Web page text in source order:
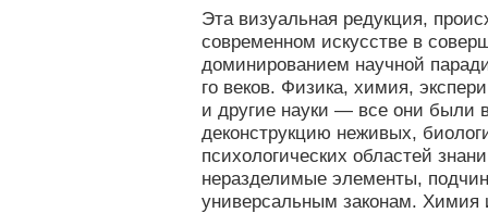
Эта визуальная редукция,
современном искусстве в
доминированием научной
го веков. Физика, химия,
и другие науки — все они были
деконструкцию неживых,
психологических областей
неразделимые элементы,
универсальным законам. Химия